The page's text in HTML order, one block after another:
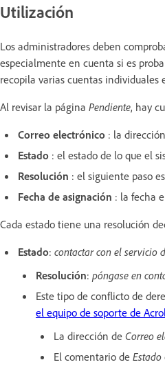
Utilización
Los administradores deben
especialmente en cuenta si es
recopila varias cuentas
Al revisar la página Pendiente, hay
Correo electrónico : la
Estado : el estado de lo que el
Resolución : el siguiente paso
Fecha de asignación : la fecha
Cada estado tiene una resolución
Estado: contactar con el servicio
Resolución: póngase en
Este tipo de conflicto de
el equipo de soporte de
La dirección de Correo
El comentario de Estado